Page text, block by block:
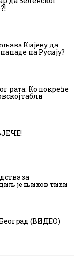
Кијеву да
на Русију?
рата: Ко покреће
табли
за
је њихов тихи
(ВИДЕО)